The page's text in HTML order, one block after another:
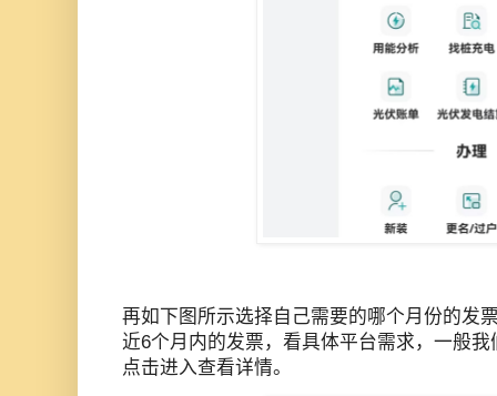
再如下图所示选择自己需要的哪个月份的发
近6个月内的发票，看具体平台需求，一般
点击进入查看详情。